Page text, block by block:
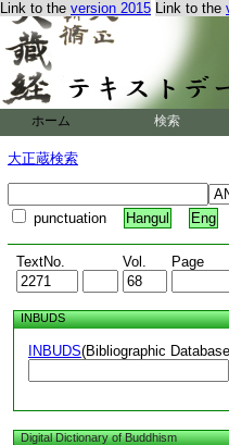
Link to the version 2015 Link to the
ホーム 検索
大正蔵検索
punctuation Hangul Eng
TextNo. Vol. Page
INBUDS
INBUDS(Bibliographic
Digital Dictionary of Buddhism